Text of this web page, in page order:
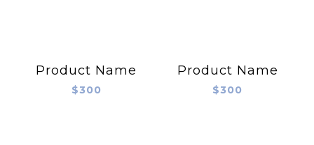
Product Name
$300
Product Name
$300